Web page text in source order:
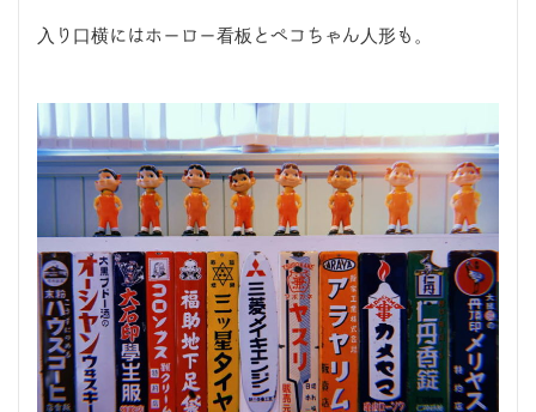
入り口横にはホーロー看板とペコちゃん人形も。